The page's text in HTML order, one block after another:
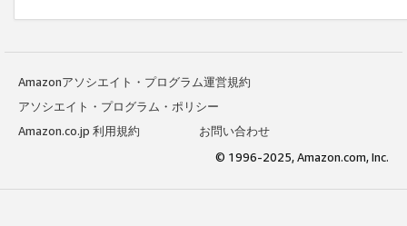
Amazonアソシエイト・プログラム運営規約
アソシエイト・プログラム・ポリシー
Amazon.co.jp 利用規約
お問い合わせ
© 1996-2025, Amazon.com, Inc.